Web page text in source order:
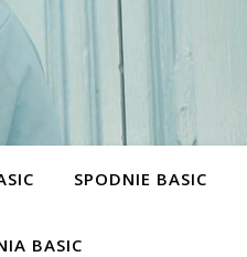
SPODNIE BASIC
BASIC